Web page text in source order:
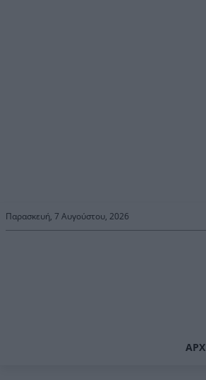
Παρασκευή, 7 Αυγούστου, 2026